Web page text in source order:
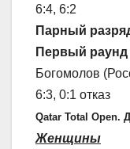
6:4, 6:2
Парный
Первый раунд
Богомолов
6:3, 0:1 отказ
Qatar Total Open.
Женщины